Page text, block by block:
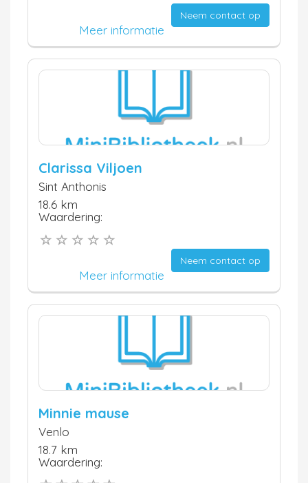
Neem contact op
Meer informatie
Clarissa Viljoen
Sint Anthonis
18.6 km
Waardering:
Neem contact op
Meer informatie
Minnie mause
Venlo
18.7 km
Waardering: